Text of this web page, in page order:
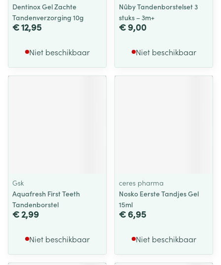
Dentinox Gel Zachte
Tandenverzorging 10g
€ 12,95
Niet beschikbaar
Nûby Tandenborstelset 3
stuks – 3m+
€ 9,00
Niet beschikbaar
Gsk
Aquafresh First Teeth
Tandenborstel
€ 2,99
Niet beschikbaar
ceres pharma
Nosko Eerste Tandjes Gel
15ml
€ 6,95
Niet beschikbaar